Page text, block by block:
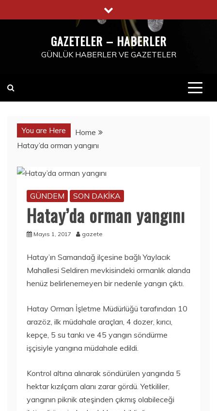
to
GAZETELER – HABERLER
GÜNLÜK HABERLER VE GAZETELER
You are Here
Home
Hatay’da orman yangını
GÜNDEM SON DAKİKA
Hatay’da orman yangını
Mayıs 1, 2017 gazete
Hatay’ın Samandağ ilçesine bağlı Yaylacık
Mahallesi Seldiren mevkisindeki ormanlık alanda
henüz belirlenemeyen bir nedenle yangın çıktı.
Hatay Orman İşletme Müdürlüğü tarafından 10
arazöz, ilk müdahale araçları, 4 dozer, kırıcı,
kepçe, 5 su tankı ve 45 yangın söndürme
işçisiyle yangına müdahale edildi.
Kontrol altına alınarak söndürülen yangında 5
hektar kızılçam alanı zarar gördü. Yetkililer,
yangının piknik ateşinden çıkmış olabileceği